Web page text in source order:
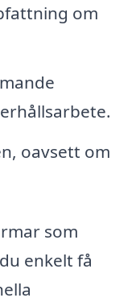
om
oavsett om
som
enkelt få